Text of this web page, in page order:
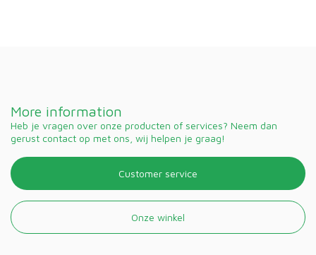
More information
Heb je vragen over onze producten of services? Neem dan
gerust contact op met ons, wij helpen je graag!
Customer service
Onze winkel